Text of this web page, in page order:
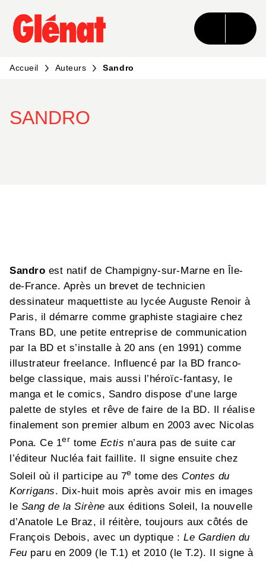
MENU RECHERCHE CONTENU
PIED DE PAGE
Accueil Auteurs Sandro
SANDRO
Sandro est natif de Champigny-sur-Marne en Île-
de-France. Après un brevet de technicien
dessinateur maquettiste au lycée Auguste Renoir à
Paris, il démarre comme graphiste stagiaire chez
Trans BD, une petite entreprise de communication
par la BD et s’installe à 20 ans (en 1991) comme
illustrateur freelance. Influencé par la BD franco-
belge classique, mais aussi l’héroïc-fantasy, le
manga et le comics, Sandro dispose d’une large
palette de styles et rêve de faire de la BD. Il réalise
finalement son premier album en 2003 avec Nicolas
Pona. Ce 1er tome Ectis n’aura pas de suite car
l’éditeur Nucléa fait faillite. Il signe ensuite chez
Soleil où il participe au 7e tome des Contes du
Korrigans. Dix-huit mois après avoir mis en images
le Sang de la Sirène aux éditions Soleil, la nouvelle
d’Anatole Le Braz, il réitère, toujours aux côtés de
François Debois, avec un dyptique :Le Gardien du
Feu paru en 2009 (le T.1) et 2010 (le T.2). Il signe à